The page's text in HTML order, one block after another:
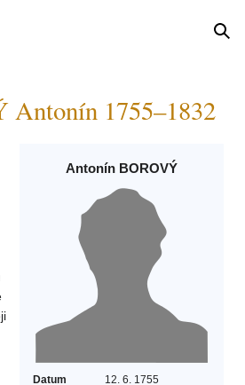
Antonín 1755–1832
Antonín BOROVÝ
Datum
12. 6. 1755